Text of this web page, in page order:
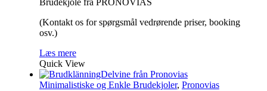
Brudekjole fra PRONOVIAS
(Kontakt os for spørgsmål vedrørende priser, booking
osv.)
Læs mere
Quick View
Minimalistiske og Enkle Brudekjoler, Pronovias